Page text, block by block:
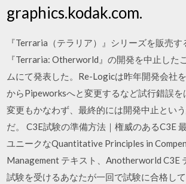
graphics.kodak.com.
『Terraria（テラリア）』シリーズを販売す
『Terraria: Otherworld』の開発を中止した
ムにて発表した。Re-Logicは昨年開発会社
からPipeworksへと変更するなど試行錯誤を
変更もかなわず、最終的には開発中止とい
だ。 C3E試験の準備方法｜権威のあるC3E
ユニークなQuantitative Principles in
Management テキスト、Anotherworld C3E
試験を受けるあなたが一回で試験に合格し